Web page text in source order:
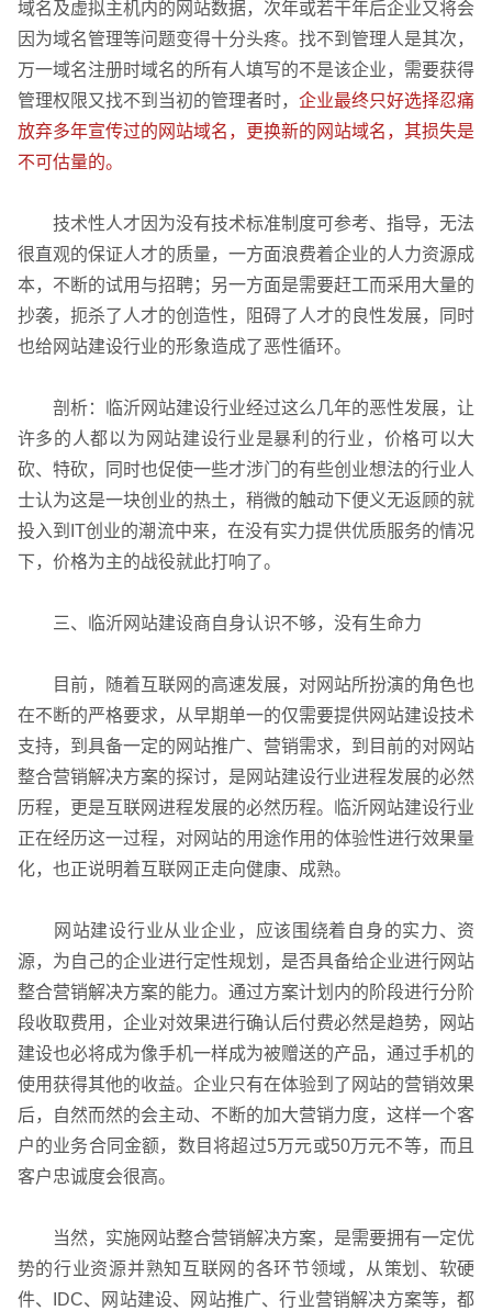
域名及虚拟主机内的网站数据，次年或若干年后企业又将会
因为域名管理等问题变得十分头疼。找不到管理人是其次，
万一域名注册时域名的所有人填写的不是该企业，需要获得
管理权限又找不到当初的管理者时，企业最终只好选择忍痛
放弃多年宣传过的网站域名，更换新的网站域名，其损失是
不可估量的。
技术性人才因为没有技术标准制度可参考、指导，无法
很直观的保证人才的质量，一方面浪费着企业的人力资源成
本，不断的试用与招聘；另一方面是需要赶工而采用大量的
抄袭，扼杀了人才的创造性，阻碍了人才的良性发展，同时
也给网站建设行业的形象造成了恶性循环。
剖析：临沂网站建设行业经过这么几年的恶性发展，让
许多的人都以为网站建设行业是暴利的行业，价格可以大
砍、特砍，同时也促使一些才涉门的有些创业想法的行业人
士认为这是一块创业的热土，稍微的触动下便义无返顾的就
投入到IT创业的潮流中来，在没有实力提供优质服务的情况
下，价格为主的战役就此打响了。
三、临沂网站建设商自身认识不够，没有生命力
目前，随着互联网的高速发展，对网站所扮演的角色也
在不断的严格要求，从早期单一的仅需要提供网站建设技术
支持，到具备一定的网站推广、营销需求，到目前的对网站
整合营销解决方案的探讨，是网站建设行业进程发展的必然
历程，更是互联网进程发展的必然历程。临沂网站建设行业
正在经历这一过程，对网站的用途作用的体验性进行效果量
化，也正说明着互联网正走向健康、成熟。
网站建设行业从业企业，应该围绕着自身的实力、资
源，为自己的企业进行定性规划，是否具备给企业进行网站
整合营销解决方案的能力。通过方案计划内的阶段进行分阶
段收取费用，企业对效果进行确认后付费必然是趋势，网站
建设也必将成为像手机一样成为被赠送的产品，通过手机的
使用获得其他的收益。企业只有在体验到了网站的营销效果
后，自然而然的会主动、不断的加大营销力度，这样一个客
户的业务合同金额，数目将超过5万元或50万元不等，而且
客户忠诚度会很高。
当然，实施网站整合营销解决方案，是需要拥有一定优
势的行业资源并熟知互联网的各环节领域，从策划、软硬
件、IDC、网站建设、网站推广、行业营销解决方案等，都
企业网站建设 营销型网站建设 · SEO搜索优
英文及多语言网站建设 · 微信小程序开发 ·
网站运维与内容优化